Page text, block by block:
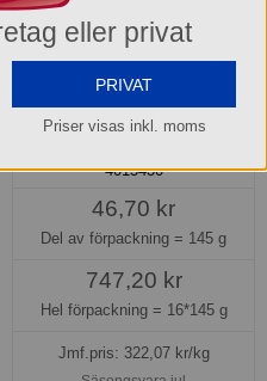
Karl Fazer Dumle
chokladkaka
4015430
46,70 kr
Del av förpackning = 145 g
747,20 kr
Hel förpackning = 16*145 g
Jmf.pris: 322,07kr/kg
eller privat
PRIVAT
Priser visas inkl. moms